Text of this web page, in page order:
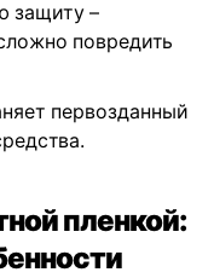
защиту –
повредить
первозданный
пленкой: